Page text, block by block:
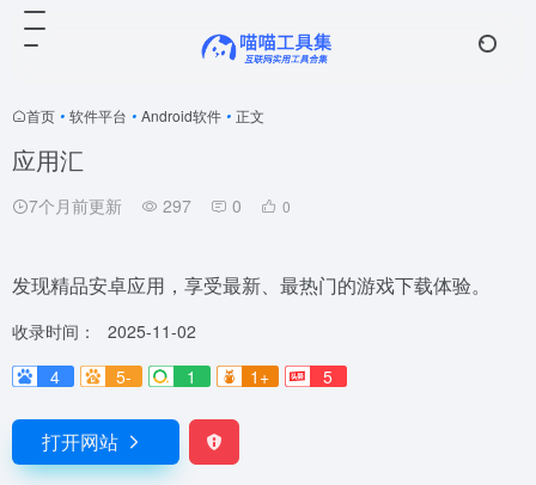
首页 • 软件平台 • Android软件 • 正文
应用汇
7个月前更新 297 0 0
发现精品安卓应用，享受最新、最热门的游戏下载体验。
收录时间：
2025-11-02
4
5- 1 1+ 5
打开网站